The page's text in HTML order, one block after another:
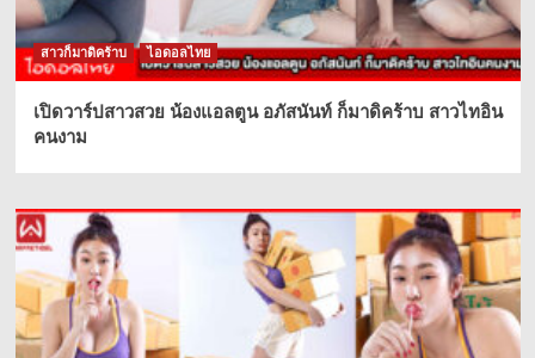
สาวก็มาดิคร้าบ ไอดอลไทย
เปิดวาร์ปสาวสวย น้องแอลตูน อภัสนันท์ ก็มาดิคร้าบ สาวไทอิน
คนงาม